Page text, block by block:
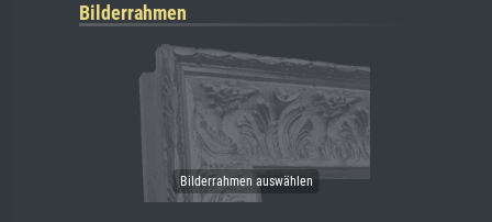
Bilderrahmen